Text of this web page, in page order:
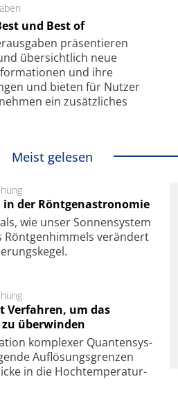
und Best of
präsentieren
übersichtlich neue
und ihre
und bieten für Nutzer
ein zusätzliches
auf
kleinstem Raum
Meist gelesen
in der Röntgenastronomie
wie unser Son­nen­sys­tem
Rönt­gen­him­mels ver­än­dert
Verfahren, um das
überwinden
kom­ple­xer Quan­ten­sys­
Auf­lösungs­gren­zen
in die Hoch­tempe­ra­tur­